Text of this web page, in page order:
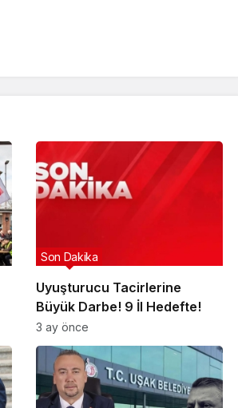
Uyuşturucu Tacirlerine
Büyük Darbe! 9 İl Hedefte!
Son Dakika
3 ay önce